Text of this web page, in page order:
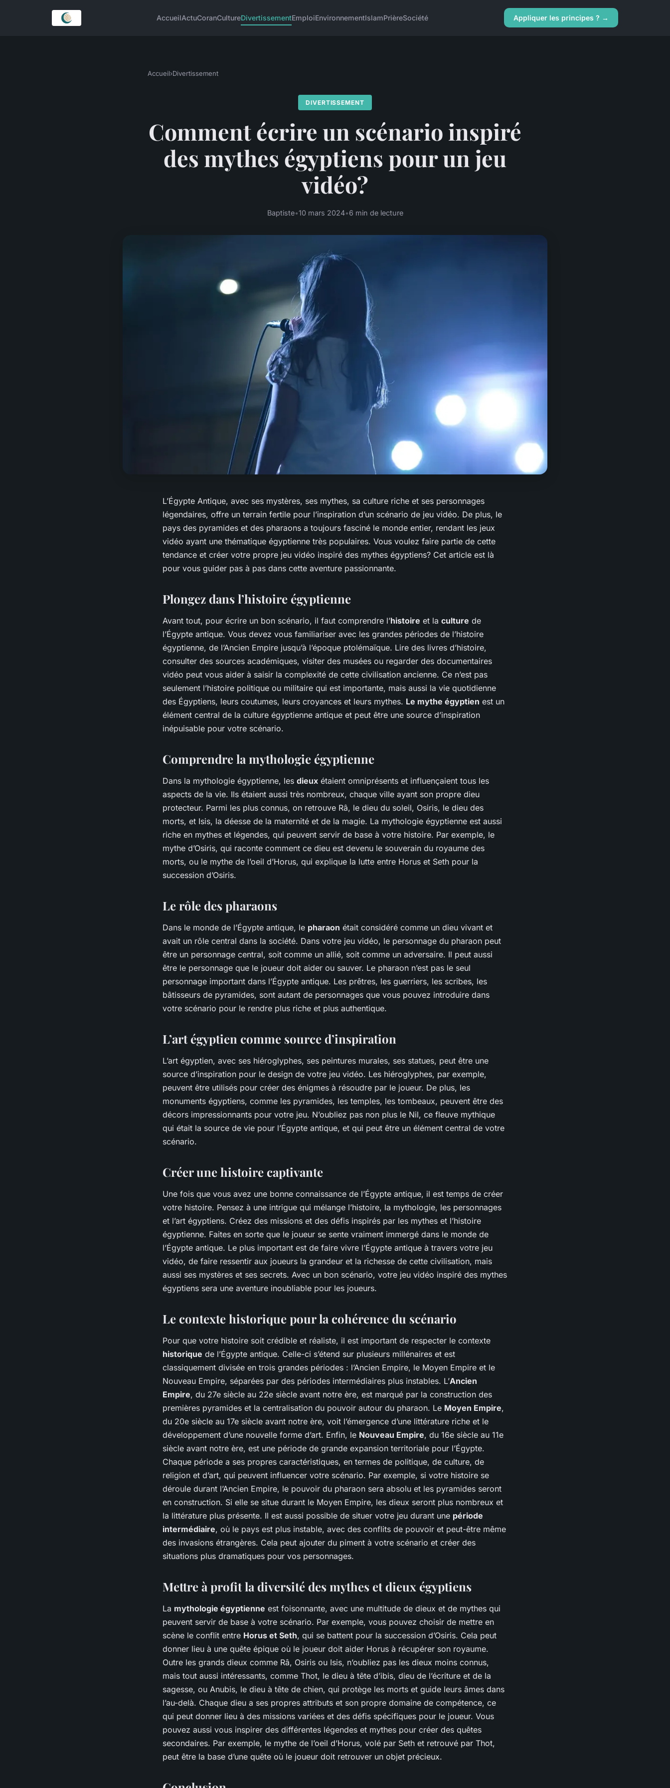
AccueilActuCoranCultureDivertissementEmploiEnvironnementIslamPrièreSociété Appliquer les principes ? →
Accueil›Divertissement
DIVERTISSEMENT
Comment écrire un scénario inspiré
des mythes égyptiens pour un jeu
vidéo?
Baptiste•10 mars 2024•6 min de lecture
L’Égypte Antique, avec ses mystères, ses mythes, sa culture riche et ses personnages
légendaires, offre un terrain fertile pour l’inspiration d’un scénario de jeu vidéo. De plus, le
pays des pyramides et des pharaons a toujours fasciné le monde entier, rendant les jeux
vidéo ayant une thématique égyptienne très populaires. Vous voulez faire partie de cette
tendance et créer votre propre jeu vidéo inspiré des mythes égyptiens? Cet article est là
pour vous guider pas à pas dans cette aventure passionnante.
Plongez dans l’histoire égyptienne
Avant tout, pour écrire un bon scénario, il faut comprendre l’histoire et la culture de
l’Égypte antique. Vous devez vous familiariser avec les grandes périodes de l’histoire
égyptienne, de l’Ancien Empire jusqu’à l’époque ptolémaïque. Lire des livres d’histoire,
consulter des sources académiques, visiter des musées ou regarder des documentaires
vidéo peut vous aider à saisir la complexité de cette civilisation ancienne. Ce n’est pas
seulement l’histoire politique ou militaire qui est importante, mais aussi la vie quotidienne
des Égyptiens, leurs coutumes, leurs croyances et leurs mythes. Le mythe égyptien est un
élément central de la culture égyptienne antique et peut être une source d’inspiration
inépuisable pour votre scénario.
Comprendre la mythologie égyptienne
Dans la mythologie égyptienne, les dieux étaient omniprésents et influençaient tous les
aspects de la vie. Ils étaient aussi très nombreux, chaque ville ayant son propre dieu
protecteur. Parmi les plus connus, on retrouve Râ, le dieu du soleil, Osiris, le dieu des
morts, et Isis, la déesse de la maternité et de la magie. La mythologie égyptienne est aussi
riche en mythes et légendes, qui peuvent servir de base à votre histoire. Par exemple, le
mythe d’Osiris, qui raconte comment ce dieu est devenu le souverain du royaume des
morts, ou le mythe de l’oeil d’Horus, qui explique la lutte entre Horus et Seth pour la
succession d’Osiris.
Le rôle des pharaons
Dans le monde de l’Égypte antique, le pharaon était considéré comme un dieu vivant et
avait un rôle central dans la société. Dans votre jeu vidéo, le personnage du pharaon peut
être un personnage central, soit comme un allié, soit comme un adversaire. Il peut aussi
être le personnage que le joueur doit aider ou sauver. Le pharaon n’est pas le seul
personnage important dans l’Égypte antique. Les prêtres, les guerriers, les scribes, les
bâtisseurs de pyramides, sont autant de personnages que vous pouvez introduire dans
votre scénario pour le rendre plus riche et plus authentique.
L’art égyptien comme source d’inspiration
L’art égyptien, avec ses hiéroglyphes, ses peintures murales, ses statues, peut être une
source d’inspiration pour le design de votre jeu vidéo. Les hiéroglyphes, par exemple,
peuvent être utilisés pour créer des énigmes à résoudre par le joueur. De plus, les
monuments égyptiens, comme les pyramides, les temples, les tombeaux, peuvent être des
décors impressionnants pour votre jeu. N’oubliez pas non plus le Nil, ce fleuve mythique
qui était la source de vie pour l’Égypte antique, et qui peut être un élément central de votre
scénario.
Créer une histoire captivante
Une fois que vous avez une bonne connaissance de l’Égypte antique, il est temps de créer
votre histoire. Pensez à une intrigue qui mélange l’histoire, la mythologie, les personnages
et l’art égyptiens. Créez des missions et des défis inspirés par les mythes et l’histoire
égyptienne. Faites en sorte que le joueur se sente vraiment immergé dans le monde de
l’Égypte antique. Le plus important est de faire vivre l’Égypte antique à travers votre jeu
vidéo, de faire ressentir aux joueurs la grandeur et la richesse de cette civilisation, mais
aussi ses mystères et ses secrets. Avec un bon scénario, votre jeu vidéo inspiré des mythes
égyptiens sera une aventure inoubliable pour les joueurs.
Le contexte historique pour la cohérence du scénario
Pour que votre histoire soit crédible et réaliste, il est important de respecter le contexte
historique de l’Égypte antique. Celle-ci s’étend sur plusieurs millénaires et est
classiquement divisée en trois grandes périodes : l’Ancien Empire, le Moyen Empire et le
Nouveau Empire, séparées par des périodes intermédiaires plus instables. L’Ancien
Empire, du 27e siècle au 22e siècle avant notre ère, est marqué par la construction des
premières pyramides et la centralisation du pouvoir autour du pharaon. Le Moyen Empire,
du 20e siècle au 17e siècle avant notre ère, voit l’émergence d’une littérature riche et le
développement d’une nouvelle forme d’art. Enfin, le Nouveau Empire, du 16e siècle au 11e
siècle avant notre ère, est une période de grande expansion territoriale pour l’Égypte.
Chaque période a ses propres caractéristiques, en termes de politique, de culture, de
religion et d’art, qui peuvent influencer votre scénario. Par exemple, si votre histoire se
déroule durant l’Ancien Empire, le pouvoir du pharaon sera absolu et les pyramides seront
en construction. Si elle se situe durant le Moyen Empire, les dieux seront plus nombreux et
la littérature plus présente. Il est aussi possible de situer votre jeu durant une période
intermédiaire, où le pays est plus instable, avec des conflits de pouvoir et peut-être même
des invasions étrangères. Cela peut ajouter du piment à votre scénario et créer des
situations plus dramatiques pour vos personnages.
Mettre à profit la diversité des mythes et dieux égyptiens
La mythologie égyptienne est foisonnante, avec une multitude de dieux et de mythes qui
peuvent servir de base à votre scénario. Par exemple, vous pouvez choisir de mettre en
scène le conflit entre Horus et Seth, qui se battent pour la succession d’Osiris. Cela peut
donner lieu à une quête épique où le joueur doit aider Horus à récupérer son royaume.
Outre les grands dieux comme Râ, Osiris ou Isis, n’oubliez pas les dieux moins connus,
mais tout aussi intéressants, comme Thot, le dieu à tête d’ibis, dieu de l’écriture et de la
sagesse, ou Anubis, le dieu à tête de chien, qui protège les morts et guide leurs âmes dans
l’au-delà. Chaque dieu a ses propres attributs et son propre domaine de compétence, ce
qui peut donner lieu à des missions variées et des défis spécifiques pour le joueur. Vous
pouvez aussi vous inspirer des différentes légendes et mythes pour créer des quêtes
secondaires. Par exemple, le mythe de l’oeil d’Horus, volé par Seth et retrouvé par Thot,
peut être la base d’une quête où le joueur doit retrouver un objet précieux.